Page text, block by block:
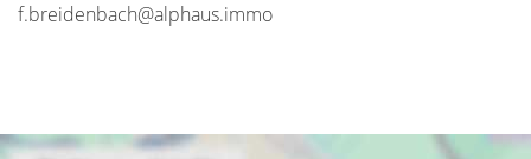
f.breidenbach@alphaus.immo